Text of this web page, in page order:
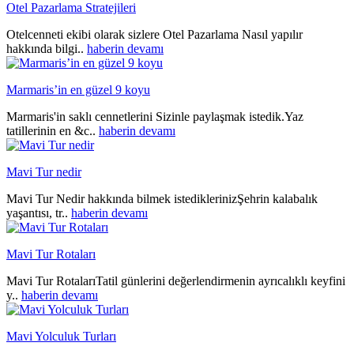
Otel Pazarlama Stratejileri
Otelcenneti ekibi olarak sizlere Otel Pazarlama Nasıl yapılır
hakkında bilgi.. haberin devamı
Marmaris’in en güzel 9 koyu
Marmaris'in saklı cennetlerini Sizinle paylaşmak istedik.Yaz
tatillerinin en &c.. haberin devamı
Mavi Tur nedir
Mavi Tur Nedir hakkında bilmek istediklerinizŞehrin kalabalık
yaşantısı, tr.. haberin devamı
Mavi Tur Rotaları
Mavi Tur RotalarıTatil günlerini değerlendirmenin ayrıcalıklı keyfini
y.. haberin devamı
Mavi Yolculuk Turları